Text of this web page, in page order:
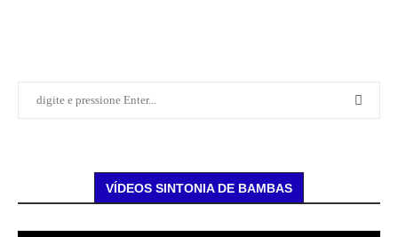
VÍDEOS SINTONIA DE BAMBAS